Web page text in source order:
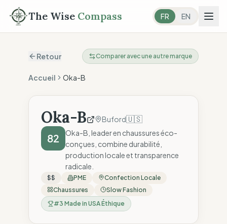
The Wise Compass FR EN
Retour Comparer avec une autre marque
Accueil Oka-B
Oka-B Buford🇺🇸
82
Oka-B, leader en chaussures éco-
conçues, combine durabilité,
production locale et transparence
radicale.
$$ PME
Confection Locale
Chaussures
Slow Fashion
#3 Made in USA Éthique